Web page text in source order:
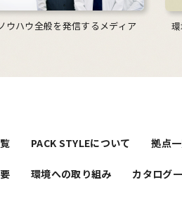
ウハウ全般を発信するメディア
PACK STYLEについて 拠点
環境への取り組み カタログ